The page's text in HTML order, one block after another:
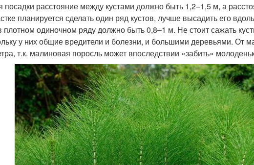
посадки расстояние между кустами должно быть 1,2–1,5 м, а
планируется сделать один ряд кустов, лучше высадить его
одиночном ряду должно быть 0,8–1 м. Не стоит сажать
у них общие вредители и болезни, и большими деревьями. От
т.к. малиновая поросль может впоследствии «забить»